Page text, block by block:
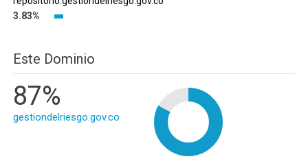
3.83%
Este Dominio
87%
gestiondelriesgo.gov.co